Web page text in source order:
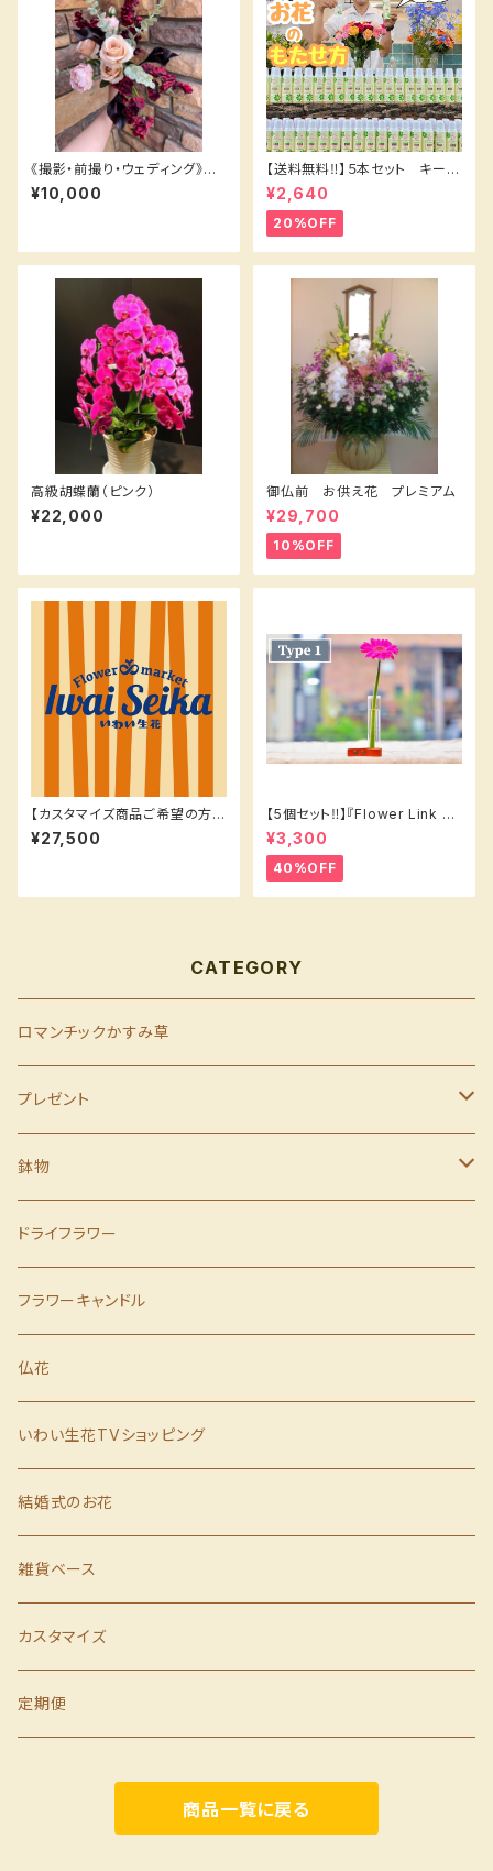
《撮影・前撮り・ウェディング》ア
ーティフィシャルブーケ スイー
トピー バラ カラー ユーカ
¥10,000
【送料無料‼️】５本セット キープ
フラワー200㎖⭐️
¥2,640
20%OFF
高級胡蝶蘭（ピンク）
¥22,000
御仏前 お供え花 プレミアム
¥29,700
10%OFF
【カスタマイズ商品ご希望の方は
こちら】¥27500
¥27,500
【5個セット‼️】『Flower Link Be
aker’s 』1輪挿しタイプ❶
¥3,300
40%OFF
CATEGORY
ロマンチックかすみ草
プレゼント
母の日
父の日
誕生日
歓送迎会
クリスマス
お歳暮
お見舞い
鉢物
季節の鉢物
胡蝶蘭
ドライフラワー
フラワーキャンドル
仏花
いわい生花TVショッピング
結婚式のお花
雑貨ベース
カスタマイズ
定期便
商品一覧に戻る